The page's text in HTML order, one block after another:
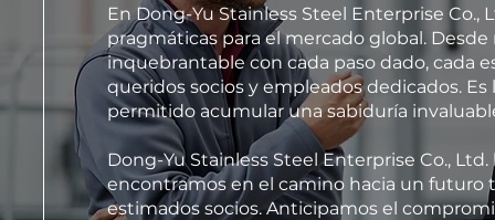
En Dong-Yu Stainless Steel Enterprise
pragmáticas para el mercado global.
inquebrantable con cada paso dado, cada
queridos socios y empleados dedicados.
permitido acumular una sabiduría
Dong-Yu Stainless Steel Enterprise Co.,
encontramos en el camino hacia un
estimados socios. Anticipamos el